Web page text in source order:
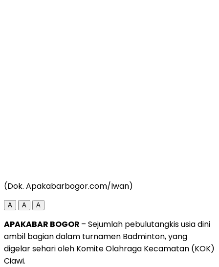
(Dok. Apakabarbogor.com/Iwan)
A A A
APAKABAR BOGOR – Sejumlah pebulutangkis usia dini
ambil bagian dalam turnamen Badminton, yang
digelar sehari oleh Komite Olahraga Kecamatan (KOK)
Ciawi.